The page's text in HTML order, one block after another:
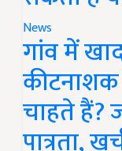
News
गांव में
चाहते हैं?